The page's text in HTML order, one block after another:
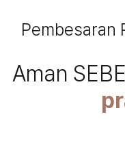
Pembesaran
Aman